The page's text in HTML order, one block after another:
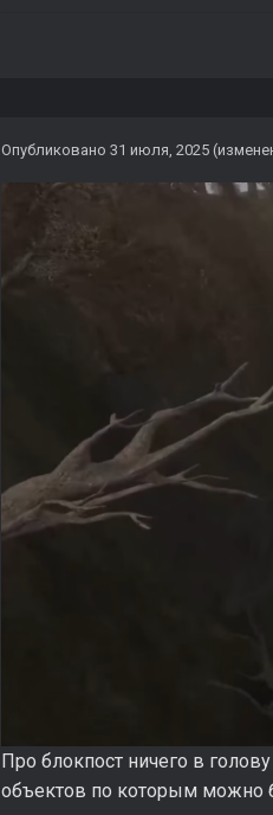
Опубликовано 31 июля, 2025
Про блокпост ничего в
объектов по которым можно